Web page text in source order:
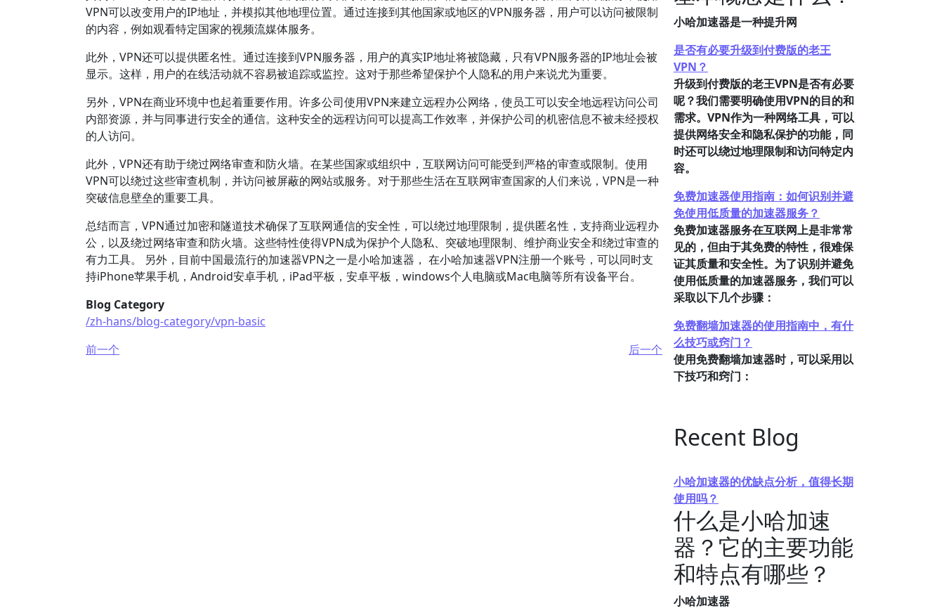
VPN可以改变用户的IP地址，并模拟其他地理位置。通过连接到其他国家或地区的VPN服务器，用户可以访问被限制
的内容，例如观看特定国家的视频流媒体服务。
此外，VPN还可以提供匿名性。通过连接到VPN服务器，用户的真实IP地址将被隐藏，只有VPN服务器的IP地址会被
显示。这样，用户的在线活动就不容易被追踪或监控。这对于那些希望保护个人隐私的用户来说尤为重要。
另外，VPN在商业环境中也起着重要作用。许多公司使用VPN来建立远程办公网络，使员工可以安全地远程访问公司
内部资源，并与同事进行安全的通信。这种安全的远程访问可以提高工作效率，并保护公司的机密信息不被未经授权
的人访问。
此外，VPN还有助于绕过网络审查和防火墙。在某些国家或组织中，互联网访问可能受到严格的审查或限制。使用
VPN可以绕过这些审查机制，并访问被屏蔽的网站或服务。对于那些生活在互联网审查国家的人们来说，VPN是一种
突破信息壁垒的重要工具。
总结而言，VPN通过加密和隧道技术确保了互联网通信的安全性，可以绕过地理限制，提供匿名性，支持商业远程办
公，以及绕过网络审查和防火墙。这些特性使得VPN成为保护个人隐私、突破地理限制、维护商业安全和绕过审查的
有力工具。 另外，目前中国最流行的加速器VPN之一是小哈加速器， 在小哈加速器VPN注册一个账号，可以同时支
持iPhone苹果手机，Android安卓手机，iPad平板，安卓平板，windows个人电脑或Mac电脑等所有设备平台。
Blog Category
/zh-hans/blog-category/vpn-basic
前一个
后一个
小哈加速器是一种提升网
是否有必要升级到付费版的老王
VPN？
升级到付费版的老王VPN是否有必要
呢？我们需要明确使用VPN的目的和
需求。VPN作为一种网络工具，可以
提供网络安全和隐私保护的功能，同
时还可以绕过地理限制和访问特定内
容。
免费加速器使用指南：如何识别并避
免使用低质量的加速器服务？
免费加速器服务在互联网上是非常常
见的，但由于其免费的特性，很难保
证其质量和安全性。为了识别并避免
使用低质量的加速器服务，我们可以
采取以下几个步骤：
免费翻墙加速器的使用指南中，有什
么技巧或窍门？
使用免费翻墙加速器时，可以采用以
下技巧和窍门：
Recent Blog
小哈加速器的优缺点分析，值得长期
使用吗？
什么是小哈加速
器？它的主要功能
和特点有哪些？
小哈加速器